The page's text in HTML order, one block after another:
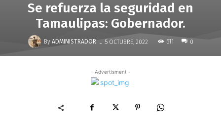
Se refuerza la seguridad en
Tamaulipas: Gobernador.
By ADMINISTRADOR - 5 OCTUBRE, 2022 511 0
- Advertisment -